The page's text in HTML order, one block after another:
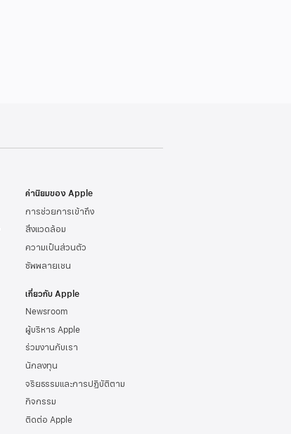
ค่านิยมของ Apple
การช่วยการเข้าถึง
สิ่งแวดล้อม
ความเป็นส่วนตัว
ซัพพลายเชน
เกี่ยวกับ Apple
Newsroom
ผู้บริหาร Apple
ร่วมงานกับเรา
นักลงทุน
จริยธรรมและการปฏิบัติตาม
กิจกรรม
ติดต่อ Apple